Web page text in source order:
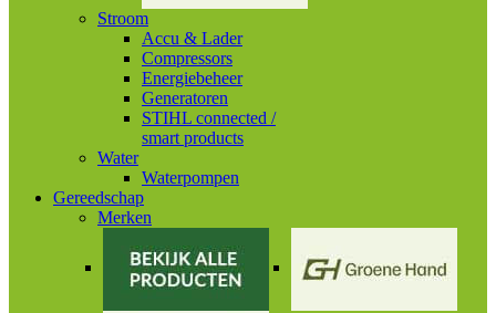
Stroom
Accu & Lader
Compressors
Energiebeheer
Generatoren
STIHL connected /
smart products
Water
Waterpompen
Gereedschap
Merken